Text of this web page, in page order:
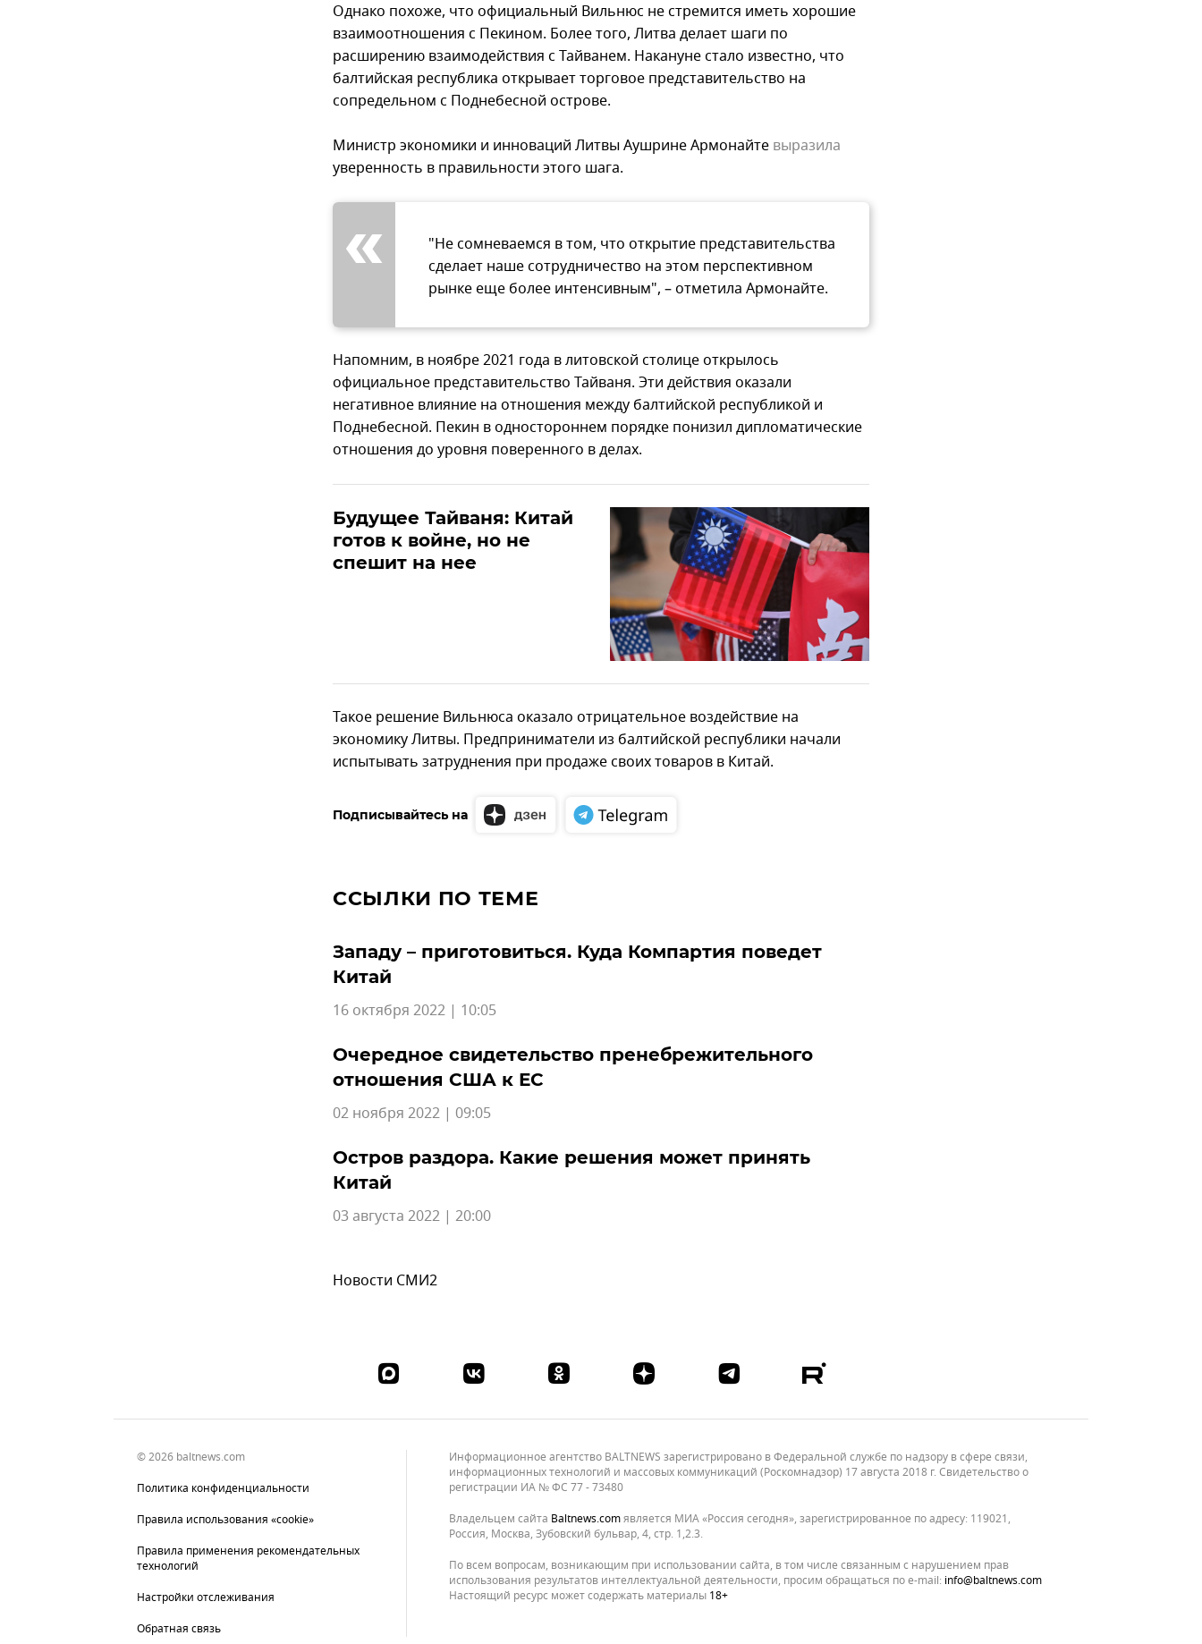
Однако похоже, что официальный Вильнюс не стремится иметь хорошие
взаимоотношения с Пекином. Более того, Литва делает шаги по
расширению взаимодействия с Тайванем. Накануне стало известно, что
балтийская республика открывает торговое представительство на
сопредельном с Поднебесной острове.
Министр экономики и инноваций Литвы Аушрине Армонайте выразила
уверенность в правильности этого шага.
"Не сомневаемся в том, что открытие представительства
сделает наше сотрудничество на этом перспективном
рынке еще более интенсивным", – отметила Армонайте.
Напомним, в ноябре 2021 года в литовской столице открылось
официальное представительство Тайваня. Эти действия оказали
негативное влияние на отношения между балтийской республикой и
Поднебесной. Пекин в одностороннем порядке понизил дипломатические
отношения до уровня поверенного в делах.
Будущее Тайваня: Китай
готов к войне, но не
спешит на нее
Такое решение Вильнюса оказало отрицательное воздействие на
экономику Литвы. Предприниматели из балтийской республики начали
испытывать затруднения при продаже своих товаров в Китай.
Подписывайтесь на
ССЫЛКИ ПО ТЕМЕ
Западу – приготовиться. Куда Компартия поведет
Китай
16 октября 2022 | 10:05
Очередное свидетельство пренебрежительного
отношения США к ЕС
02 ноября 2022 | 09:05
Остров раздора. Какие решения может принять
Китай
03 августа 2022 | 20:00
Новости СМИ2
© 2026 baltnews.com
Политика конфиденциальности
Правила использования «cookie»
Правила применения рекомендательных
технологий
Настройки отслеживания
Обратная связь
Информационное агентство BALTNEWS зарегистрировано в Федеральной службе по надзору в сфере связи,
информационных технологий и массовых коммуникаций (Роскомнадзор) 17 августа 2018 г. Свидетельство о
регистрации ИА № ФС 77 - 73480
Владельцем сайта
baltnews.comявляется МИА «Россия сегодня», зарегистрированное по адресу: 119021,
Россия, Москва, Зубовский бульвар, 4, стр. 1,2.3.
По всем вопросам, возникающим при использовании сайта, в том числе связанным с нарушением прав
использования результатов интеллектуальной деятельности, просим обращаться по e-mail: info@baltnews.com
Настоящий ресурс может содержать материалы 18+